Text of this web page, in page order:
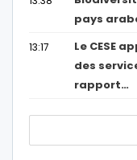
pays
13:17
Le CESE
des
rapport…